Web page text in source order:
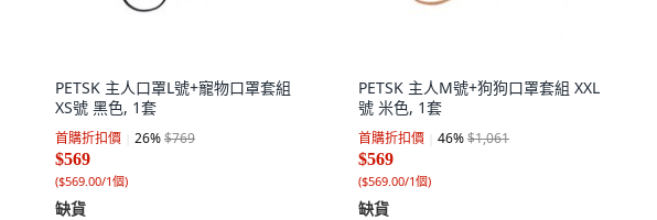
PETSK 主人口罩L號+寵物口罩套組
XS號 黑色, 1套
首購折扣價 26%$769
$569
($569.00/1個)
缺貨
PETSK 主人M號+狗狗口罩套組 XXL
號 米色, 1套
首購折扣價 46%$1,061
$569
($569.00/1個)
缺貨